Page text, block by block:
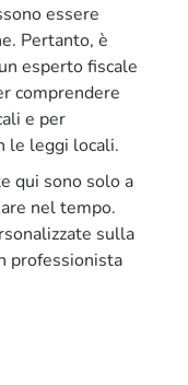
essere
Pertanto, è
esperto fiscale
comprendere
e per
le leggi locali.
qui sono solo a
nel tempo.
sulla
professionista